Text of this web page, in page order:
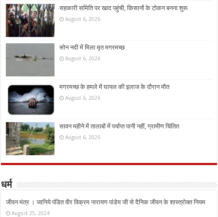
सहकारी समिति पर खाद पहुंची, किसानों के टोकन बनना शुरू
August 6, 2026
सोन नदी में मिला मृत मगरमच्छ
August 6, 2026
मगरमच्छ के हमले में घायल की इलाज के दौरान मौत
August 6, 2026
सावन महीने में तालाबों में पर्याप्त पानी नहीं, ग्रामीण चिंतित
August 6, 2026
धर्म
जीवन मंत्र । जानिये पंडित वीर विक्रम नारायण पांडेय जी से दैनिक जीवन के शास्त्रोक्त नियम
August 25, 2024